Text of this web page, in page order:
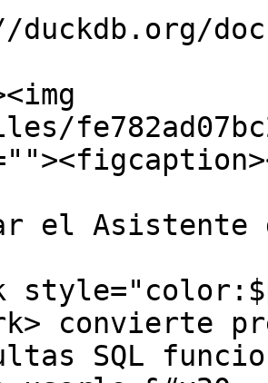
el Asistente
convierte
SQL